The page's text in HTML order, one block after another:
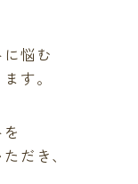
悩む
す。
だき、